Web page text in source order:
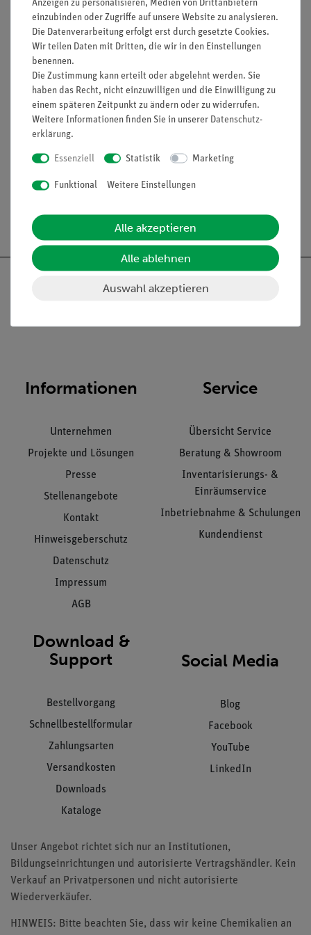
Ersatzkomponenten
Ersatzteilset Elektronik(Art.-Nr. 14030-12) – elektronische
Ersatzkomponenten
Ersatzteilset Antrieb/Pneumatik(Art.-Nr. 14030-13) –dieses Set
Lehrerset(Art.-Nr. 14030-88) – für die Ausbildungsleitung
Einsatzzweck: Austausch von Antriebselementen (Schrittmotoren der Achsen) und
pneumatischen Komponenten (u. a. des Schalengreifers), um die volle
Funktionsfähigkeit im Ausbildungsbetrieb aufrechtzuerhalten.
Voraussetzung:Materialsatz Mechanik/Elektronik Modell 3 (Art.-Nr. 14030-10).
Versandkostenfrei ab 300,- €
Informationen
Unternehmen
Projekte und Lösungen
Presse
Stellenangebote
Kontakt
Hinweisgeberschutz
Datenschutz
Impressum
AGB
Service
Übersicht Service
Beratung & Showroom
Inventarisierungs- &
Einräumservice
Inbetriebnahme & Schulungen
Kundendienst
Download &
Support
Bestellvorgang
Schnellbestellformular
Zahlungsarten
Versandkosten
Downloads
Kataloge
Social Media
Blog
Facebook
YouTube
LinkedIn
Unser Angebot richtet sich nur an Institutionen,
Bildungseinrichtungen und autorisierte Vertragshändler. Kein
Verkauf an Privatpersonen und nicht autorisierte
Wiederverkäufer.
HINWEIS: Bitte beachten Sie, dass wir keine Chemikalien an
Anzeigen zu personalisieren, Medien von Drittanbietern
einzubinden oder Zugriffe auf unsere Website zu analysieren.
Die Datenverarbeitung erfolgt erst durch gesetzte Cookies.
Wir teilen Daten mit Dritten, die wir in den Einstellungen
benennen.
Die Zustimmung kann erteilt oder abgelehnt werden. Sie
haben das Recht, nicht einzuwilligen und die Einwilligung zu
einem späteren Zeitpunkt zu ändern oder zu widerrufen.
Weitere Informationen finden Sie in unserer Daten­schutz­
erklärung.
Essenziell Statistik Marketing
Funktional Weitere Einstellungen
Alle akzeptieren
Alle ablehnen
Auswahl akzeptieren